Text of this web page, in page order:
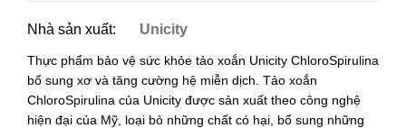
Nhà sản xuất: Unicity
Thực phẩm bảo vệ sức khỏe tảo xoắn Unicity ChloroSpirulina
bổ sung xơ và tăng cường hệ miễn dịch. Tảo xoắn
ChloroSpirulina của Unicity được sản xuất theo công nghệ
hiện đại của Mỹ, loại bỏ những chất có hại, bổ sung những